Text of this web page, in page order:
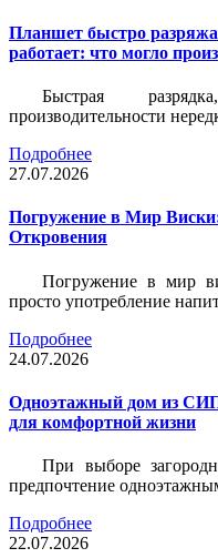
Планшет быстро
работает: что могло
Быстрая
производительности
Подробнее
27.07.2026
Погружение в Мир
Откровения
Погружение в мир
просто употребление
Подробнее
24.07.2026
Одноэтажный дом из
для комфортной жизни
При выборе
предпочтение
Подробнее
22.07.2026